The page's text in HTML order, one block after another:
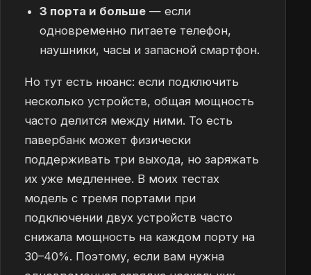
3 порта и больше— если
одновременно питаете телефон,
наушники, часы и запасной смартфон.
Но тут есть нюанс: если подключить
несколько устройств, общая мощность
часто делится между ними. То есть
павербанк может физически
поддерживать три выхода, но заряжать
их уже медленнее. В моих тестах
модель с тремя портами при
подключении двух устройств часто
снижала мощность на каждом порту на
30–40%. Поэтому, если вам нужна